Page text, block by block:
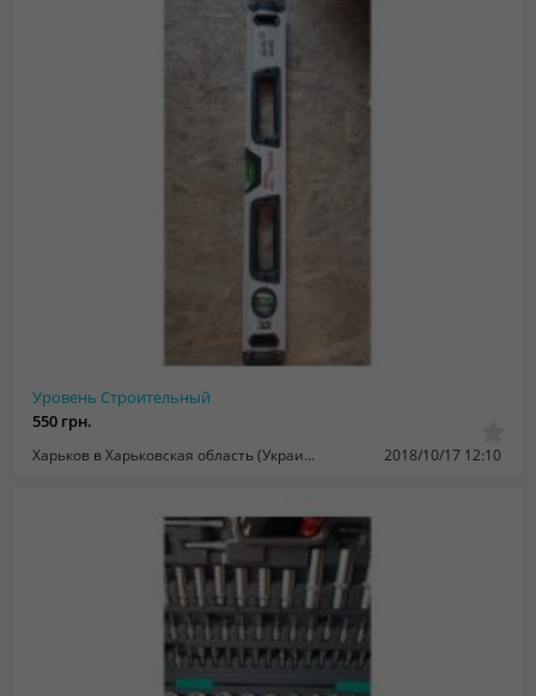
Уровень Строительный
550 грн.
Харьков в Харьковская область (Украина) 2018/10/17 12:10